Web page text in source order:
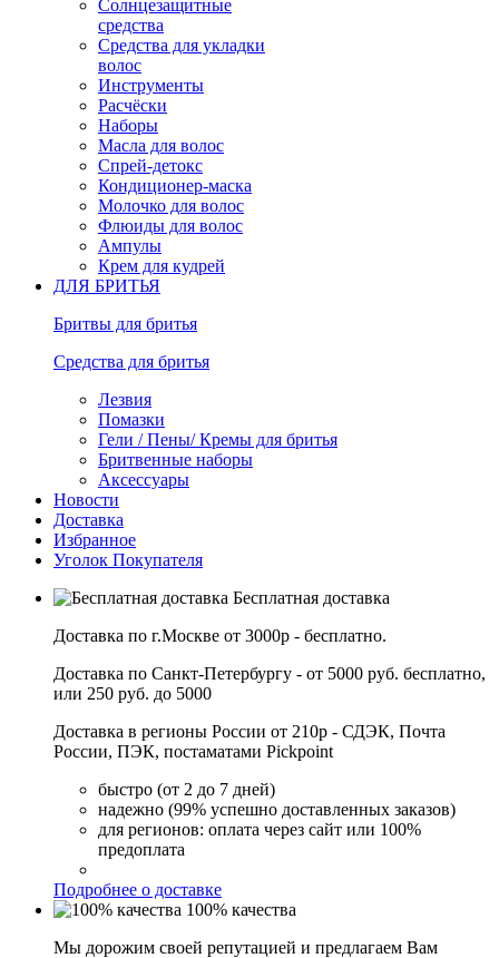
Солнцезащитные
средства
Средства для укладки
волос
Инструменты
Расчёски
Наборы
Масла для волос
Спрей-детокс
Кондиционер-маска
Молочко для волос
Флюиды для волос
Ампулы
Крем для кудрей
ДЛЯ БРИТЬЯ
Бритвы для бритья
Средства для бритья
Лезвия
Помазки
Гели / Пены/ Кремы для бритья
Бритвенные наборы
Аксессуары
Новости
Доставка
Избранное
Уголок Покупателя
Бесплатная доставка
Доставка по г.Москве от 3000р - бесплатно.
Доставка по Санкт-Петербургу - от 5000 руб. бесплатно,
или 250 руб. до 5000
Доставка в регионы России от 210р - СДЭК, Почта
России, ПЭК, постаматами Pickpoint
быстро (от 2 до 7 дней)
надежно (99% успешно доставленных заказов)
для регионов: оплата через сайт или 100%
предоплата
Подробнее о доставке
100% качества
Мы дорожим своей репутацией и предлагаем Вам